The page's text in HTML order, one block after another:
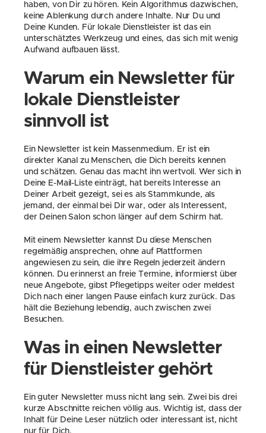
haben, von Dir zu hören. Kein Algorithmus dazwischen,
keine Ablenkung durch andere Inhalte. Nur Du und
Deine Kunden. Für lokale Dienstleister ist das ein
unterschätztes Werkzeug und eines, das sich mit wenig
Aufwand aufbauen lässt.
Warum ein Newsletter für
lokale Dienstleister
sinnvoll ist
Ein Newsletter ist kein Massenmedium. Er ist ein
direkter Kanal zu Menschen, die Dich bereits kennen
und schätzen. Genau das macht ihn wertvoll. Wer sich in
Deine E-Mail-Liste einträgt, hat bereits Interesse an
Deiner Arbeit gezeigt, sei es als Stammkunde, als
jemand, der einmal bei Dir war, oder als Interessent,
der Deinen Salon schon länger auf dem Schirm hat.
Mit einem Newsletter kannst Du diese Menschen
regelmäßig ansprechen, ohne auf Plattformen
angewiesen zu sein, die ihre Regeln jederzeit ändern
können. Du erinnerst an freie Termine, informierst über
neue Angebote, gibst Pflegetipps weiter oder meldest
Dich nach einer langen Pause einfach kurz zurück. Das
hält die Beziehung lebendig, auch zwischen zwei
Besuchen.
Was in einen Newsletter
für Dienstleister gehört
Ein guter Newsletter muss nicht lang sein. Zwei bis drei
kurze Abschnitte reichen völlig aus. Wichtig ist, dass der
Inhalt für Deine Leser nützlich oder interessant ist, nicht
nur für Dich.